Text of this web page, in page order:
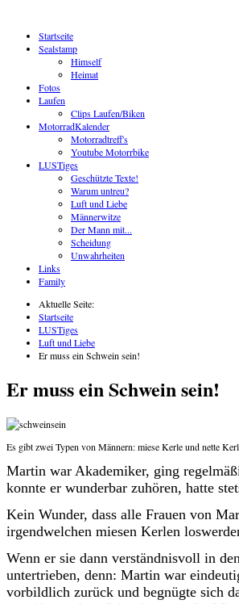
Startseite
Sealstamp
Himself
Heimat
Fotos
Laufen
Clips Laufen/Biken
MotorradKalender
Motorradtreff's
Youtube Motorrbike
LUSTiges
Geschützte Texte!
Warum untreu?
Luft und Liebe
Männerwitze
Der Mann mit...
Scheidung
Unwahrheiten
Links
Family
Aktuelle Seite:
Startseite
LUSTiges
Luft und Liebe
Er muss ein Schwein sein!
Er muss ein Schwein sein!
Es gibt zwei Typen von Männern: miese Kerle und nette
Martin war Akademiker, ging
konnte er wunderbar zuhören, hatte
Kein Wunder, dass alle Frauen von
irgendwelchen miesen Kerlen
Wenn er sie dann verständnisvoll in
untertrieben, denn: Martin war
vorbildlich zurück und begnügte sich